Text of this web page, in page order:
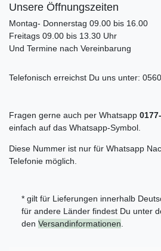
Unsere Öffnungszeiten
Montag- Donnerstag 09.00 bis 16.00
Freitags 09.00 bis 13.30 Uhr
Und Termine nach Vereinbarung
Telefonisch erreichst Du uns unter:
Fragen gerne auch per Whatsapp
einfach auf das Whatsapp-Symbol.
Diese Nummer ist nur für Whatsapp
Telefonie möglich.
* gilt für Lieferungen innerhalb
für andere Länder findest Du unter
den Versandinformationen